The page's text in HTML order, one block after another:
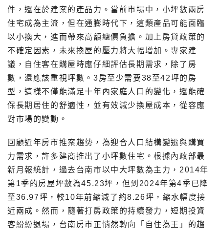
件，還在於建案的產品力。當前市場中，小坪數兩房
住宅成為主流，但在通膨時代下，這類產品可能面臨
以小換大，進而帶來高額總價負擔。加上房貸政策的
不確定因素，未來換屋的壓力將大幅增加。專家建
議，自住客在購屋時應仔細評估長期需求，除了房
數，還應該重視坪數。3房至少需要38至42坪的房
型，這樣不僅能滿足十年內家庭人口的變化，還能確
保長期居住的舒適性，並有效減少換屋成本，從容應
對市場的變動。
回顧近年房市推案趨勢，為迎合人口結構變遷與購買
力需求，許多建商推出了小坪數住宅。根據內政部最
新月報統計，過去台南市以中大坪數為主力，2014年
第1季的房屋坪數為45.23坪，但到2024年第4季已降
至36.97坪，較10年前縮減了約8.26坪，縮水幅度接
近兩成。然而，隨著打房政策的持續發力，短期投資
客紛紛退場，台南房市正悄然轉向「自住為王」的趨